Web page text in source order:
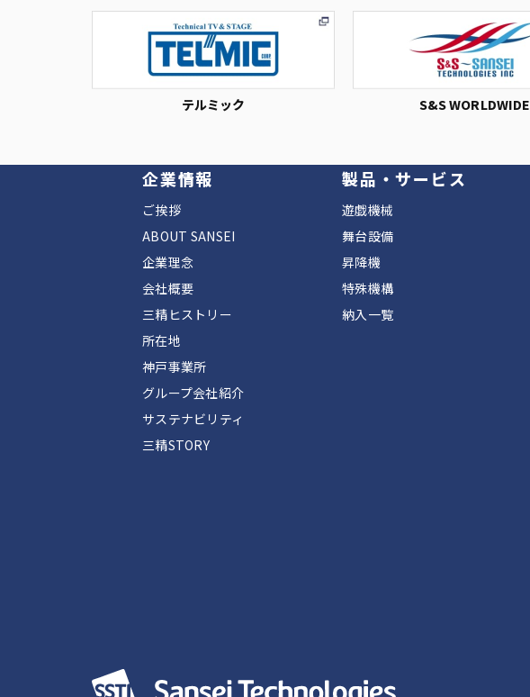
テルミック S&S WORLDWIDE
企業情報
ご挨拶
ABOUT SANSEI
企業理念
会社概要
三精ヒストリー
所在地
神戸事業所
グループ会社紹介
サステナビリティ
三精STORY
製品・サービス
遊戯機械
舞台設備
昇降機
特殊機構
納入一覧